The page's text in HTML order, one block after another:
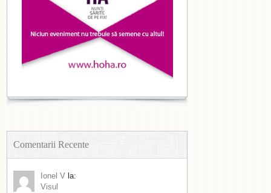
Comentarii Recente
Ionel V la:
Visul